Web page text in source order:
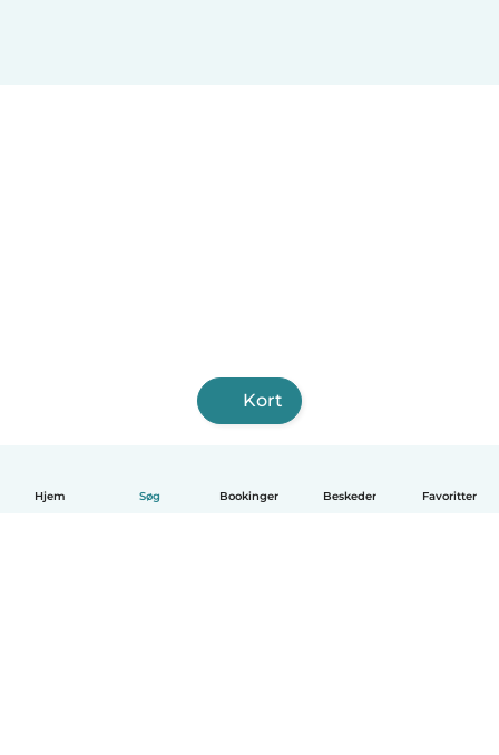
Hjem Søg Bookinger Beskeder Favoritter
Kort